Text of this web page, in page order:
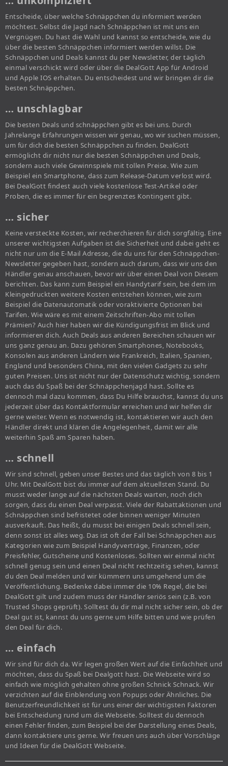
Entscheide, über welche Schnäppchen du informiert werden
möchtest. Selbst die Jagd nach Schnäppchen ist mit uns ein
Vergnügen. Du hast die Wahl und kannst so entscheide, wie du
über die besten Schnäppchen informiert werden willst. Die
Schnäppchen und Deals kannst du per Newsletter, der täglich
einmal verschickt wird oder über die DealGott App für Android
und Apple IOS erhalten. Du entscheidest und wir bringen dir die
besten Schnäppchen.
… unschlagbar
Die besten Deals und schnäppchen gibt es bei uns. Durch
Jahrelange Erfahrungen wissen wir genau, wo wir suchen müssen,
um für dich die besten Schnäppchen zu finden. DealGott
ermöglicht dir nicht nur die besten Schnäppchen und Deals,
sondern auch viele Gewinnspiele mit tollen Preise. Wie zum
Beispiel ein Smartphone, dass zum Release-Datum verlost wird.
Bei DealGott findest auch viele kostenlose Test-Artikel oder
Proben, die es immer für ein begrenztes Kontingent gibt.
… sicher
Keine versteckte Kosten, wir recherchieren für dich sorgfältig. Eine
unserer wichtigsten Aufgaben ist die Sicherheit und dabei geht es
nicht nur um die E-Mail Adresse, die du uns für den Schnäppchen-
Newsletter gegeben hast, sondern auch darum, dass wir uns den
Händler genau anschauen, bevor wir über einen Deal von Diesem
berichten. Das kann zum Beispiel ein Handytarif sein, bei dem im
Kleingedruckten weitere Kosten entstehen können, wie zum
Beispiel die Datenautomatik oder voraktivierte Optionen bei
Tarifen. Wie wäre es mit einem Zeitschriften-Abo mit tollen
Prämien? Auch hier haben wir die Kündigungsfrist im Blick und
informieren dich. Auch Deals aus anderen Bereichen schauen wir
uns ganz genau an. Dazu gehören Smartphones, Notebooks,
Konsolen aus anderen Ländern wie Frankreich, Italien, Spanien,
England und besonders China, mit den vielen Gadgets zu sehr
guten Preisen. Uns ist nicht nur der Datenschutz wichtig, sondern
auch das du Spaß bei der Schnäppchenjagd hast. Sollte es
dennoch mal dazu kommen, dass Du Hilfe brauchst, kannst du uns
jederzeit über das Kontaktformular erreichen und wir helfen dir
gerne weiter. Wenn es notwendig ist, kontaktieren wir auch den
Händler direkt und klären die Angelegenheit, damit wir alle
weiterhin Spaß am Sparen haben.
… schnell
Wir sind schnell, geben unser Bestes und das täglich von 8 bis 1
Uhr. Mit DealGott bist du immer auf dem aktuellsten Stand. Du
musst weder lange auf die nächsten Deals warten, noch dich
sorgen, dass du einen Deal verpasst. Viele der Rabattaktionen und
Schnäppchen sind befristetet oder binnen weniger Minuten
ausverkauft. Das heißt, du musst bei einigen Deals schnell sein,
denn sonst ist alles weg. Das ist oft der Fall bei Schnäppchen aus
Kategorien wie zum Beispiel Handyverträge, Finanzen, oder
Preisfehler, Gutscheine und Kostenloses. Sollten wir einmal nicht
schnell genug sein und einen Deal nicht rechtzeitig sehen, kannst
du den Deal melden und wir kümmern uns umgehend um die
Veröffentlichung. Bedenke dabei immer die 10% Regel, die bei
DealGott gilt und zudem muss der Händler seriös sein (z.B. von
Trusted Shops geprüft). Solltest du dir mal nicht sicher sein, ob der
Deal gut ist, kannst du uns gerne um Hilfe bitten und wie prüfen
den Deal für dich.
… einfach
Wir sind für dich da. Wir legen großen Wert auf die Einfachheit und
möchten, dass du Spaß bei Dealgott hast. Die Webseite wird so
einfach wie möglich gehalten ohne großen Schnick Schnack. Wir
verzichten auf die Einblendung von Popups oder Ähnliches. Die
Benutzerfreundlichkeit ist für uns einer der wichtigsten Faktoren
bei Entscheidung rund um die Webseite. Solltest du dennoch
einen Fehler finden, zum Beispiel bei der Darstellung eines Deals,
dann kontaktiere uns gerne. Wir freuen uns auch über Vorschläge
und Ideen für die DealGott Webseite.